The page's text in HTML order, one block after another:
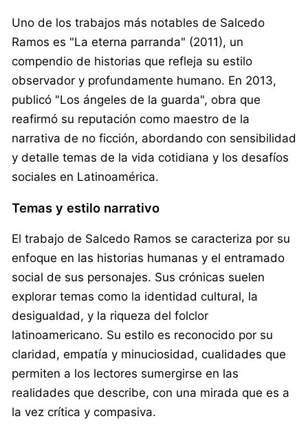
Uno de los trabajos más notables de Salcedo
Ramos es "La eterna parranda" (2011), un
compendio de historias que refleja su estilo
observador y profundamente humano. En 2013,
publicó "Los ángeles de la guarda", obra que
reafirmó su reputación como maestro de la
narrativa de no ficción, abordando con sensibilidad
y detalle temas de la vida cotidiana y los desafíos
sociales en Latinoamérica.
Temas y estilo narrativo
El trabajo de Salcedo Ramos se caracteriza por su
enfoque en las historias humanas y el entramado
social de sus personajes. Sus crónicas suelen
explorar temas como la identidad cultural, la
desigualdad, y la riqueza del folclor
latinoamericano. Su estilo es reconocido por su
claridad, empatía y minuciosidad, cualidades que
permiten a los lectores sumergirse en las
realidades que describe, con una mirada que es a
la vez crítica y compasiva.